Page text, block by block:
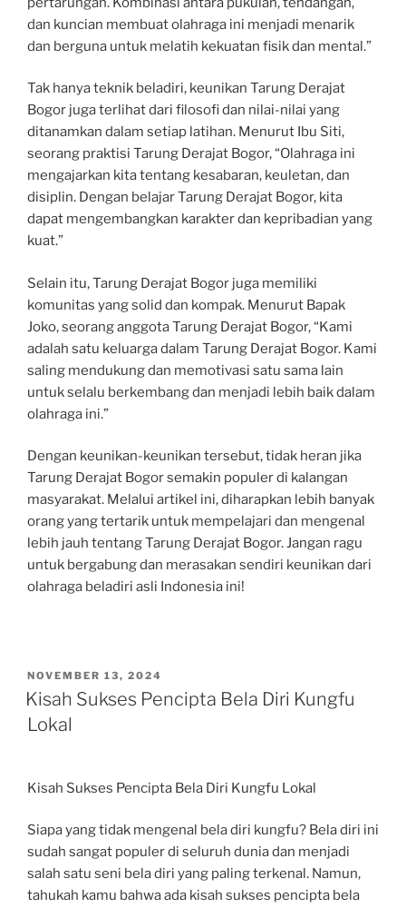
dan kuncian membuat olahraga ini menjadi menarik
dan berguna untuk melatih kekuatan fisik dan mental.”
Tak hanya teknik beladiri, keunikan Tarung Derajat
Bogor juga terlihat dari filosofi dan nilai-nilai yang
ditanamkan dalam setiap latihan. Menurut Ibu Siti,
seorang praktisi Tarung Derajat Bogor, “Olahraga ini
mengajarkan kita tentang kesabaran, keuletan, dan
disiplin. Dengan belajar Tarung Derajat Bogor, kita
dapat mengembangkan karakter dan kepribadian yang
kuat.”
Selain itu, Tarung Derajat Bogor juga memiliki
komunitas yang solid dan kompak. Menurut Bapak
Joko, seorang anggota Tarung Derajat Bogor, “Kami
adalah satu keluarga dalam Tarung Derajat Bogor. Kami
saling mendukung dan memotivasi satu sama lain
untuk selalu berkembang dan menjadi lebih baik dalam
olahraga ini.”
Dengan keunikan-keunikan tersebut, tidak heran jika
Tarung Derajat Bogor semakin populer di kalangan
masyarakat. Melalui artikel ini, diharapkan lebih banyak
orang yang tertarik untuk mempelajari dan mengenal
lebih jauh tentang Tarung Derajat Bogor. Jangan ragu
untuk bergabung dan merasakan sendiri keunikan dari
olahraga beladiri asli Indonesia ini!
POSTED
ON
NOVEMBER 13, 2024
Kisah Sukses Pencipta Bela Diri Kungfu
Lokal
Kisah Sukses Pencipta Bela Diri Kungfu Lokal
Siapa yang tidak mengenal bela diri kungfu? Bela diri ini
sudah sangat populer di seluruh dunia dan menjadi
salah satu seni bela diri yang paling terkenal. Namun,
tahukah kamu bahwa ada kisah sukses pencipta bela